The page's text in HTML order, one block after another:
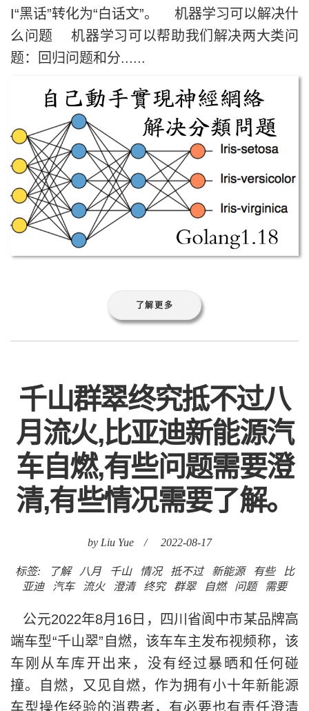
I“黑话”转化为“白话文”。 机器学习可以解决什
么问题 机器学习可以帮助我们解决两大类问
题：回归问题和分......
了解更多
千山群翠终究抵不过八
月流火,比亚迪新能源汽
车自燃,有些问题需要澄
清,有些情况需要了解。
by Liu Yue / 2022-08-17
标签: 了解 八月 千山 情况 抵不过 新能源 有些
比
亚迪
汽车 流火 澄清 终究 群翠 自燃 问题 需要
公元2022年8月16日，四川省阆中市某品牌高
端车型“千山翠”自燃，该车车主发布视频称，该
车刚从车库开出来，没有经过暴晒和任何碰
撞。自燃，又见自燃，作为拥有小十年新能源
车型操作经验的消费者，有必要也有责任澄清